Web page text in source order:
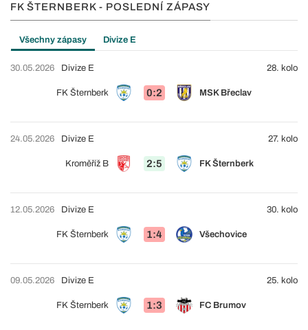
FK ŠTERNBERK - POSLEDNÍ ZÁPASY
Všechny zápasy Divize E
30.05.2026
FK Šternberk 0:2 MSK Břeclav
Divize E 28. kolo
24.05.2026
Kroměříž B 2:5 FK Šternberk
Divize E 27. kolo
12.05.2026
FK Šternberk 1:4 Všechovice
Divize E 30. kolo
09.05.2026
FK Šternberk 1:3 FC Brumov
Divize E 25. kolo